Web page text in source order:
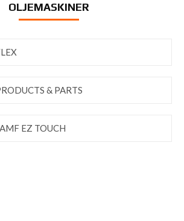
OLJEMASKINER
& PARTS
EZ TOUCH